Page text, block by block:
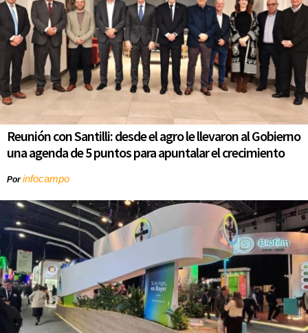
Reunión con Santilli: desde el agro le llevaron al Gobierno
una agenda de 5 puntos para apuntalar el crecimiento
Porinfocampo